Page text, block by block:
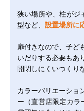
狭い場所や、柱がジ
型など、 設置場所に
扉付きなので、子ど
いだりする必要もあ
開閉しにくいつくり
カラーバリエーショ
ー（直営店限定カラ